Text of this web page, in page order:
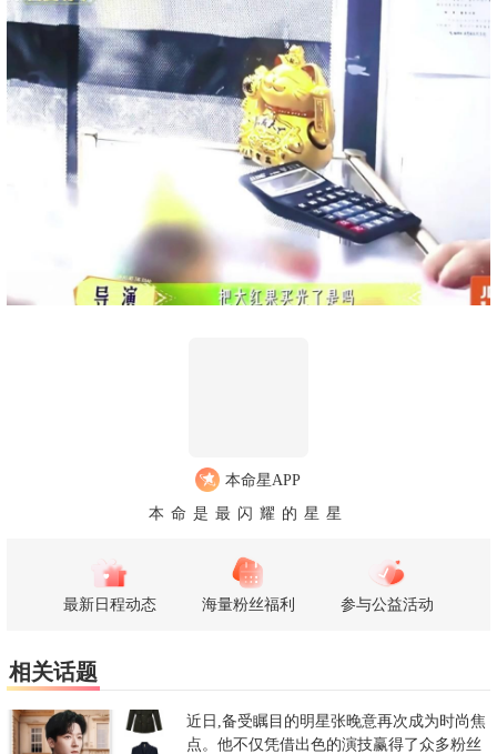
本命星APP
本命是最闪耀的星星
最新日程动态 海量粉丝福利 参与公益活动
相关话题
近日,备受瞩目的明星张晚意再次成为时尚焦
点。他不仅凭借出色的演技赢得了众多粉丝